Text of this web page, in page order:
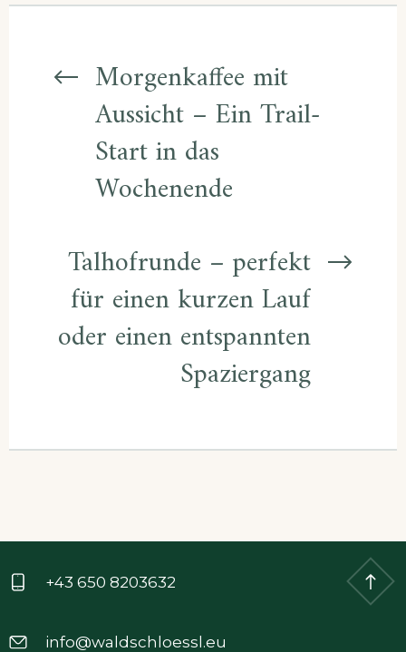
Morgenkaffee mit
Aussicht – Ein Trail-
Start in das
Wochenende
Talhofrunde – perfekt
für einen kurzen Lauf
oder einen entspannten
Spaziergang
+43 650 8203632
info@waldschloessl.eu